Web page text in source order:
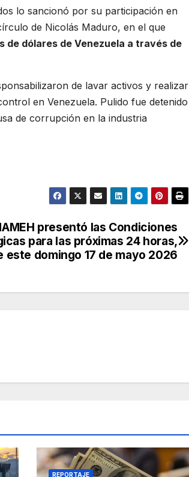
lo sancionó por su participación en
de Nicolás Maduro, en el que
de dólares de Venezuela a través de
de lavar activos y realizar
en Venezuela. Pulido fue detenido
de corrupción en la industria
presentó las Condiciones
para las próximas 24 horas,
este domingo 17 de mayo 2026
REPORTAJE